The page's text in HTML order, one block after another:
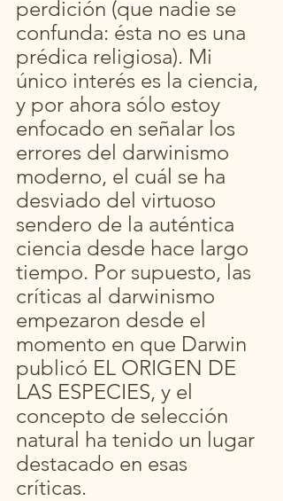
perdición (que nadie se
confunda: ésta no es una
prédica religiosa). Mi
único interés es la ciencia,
y por ahora sólo estoy
enfocado en señalar los
errores del darwinismo
moderno, el cuál se ha
desviado del virtuoso
sendero de la auténtica
ciencia desde hace largo
tiempo. Por supuesto, las
críticas al darwinismo
empezaron desde el
momento en que Darwin
publicó EL ORIGEN DE
LAS ESPECIES, y el
concepto de selección
natural ha tenido un lugar
destacado en esas
críticas.